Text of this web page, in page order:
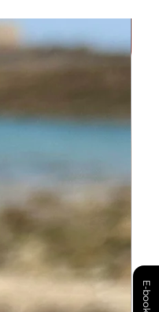
E-book